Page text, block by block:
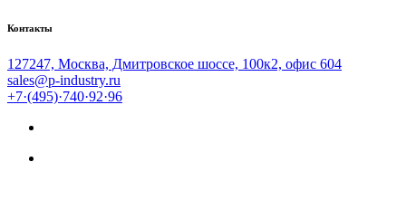
Контакты
127247, Москва, Дмитровское шоссе, 100к2, офис 604
sales@p-industry.ru
+7·(495)·740·92·96